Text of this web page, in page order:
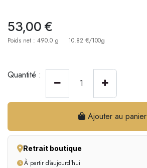
53,00 €
Poids net : 490.0 g 10.82 €/100g
Quantité :
Ajouter au panier
Retrait boutique
À partir d'aujourd'hui